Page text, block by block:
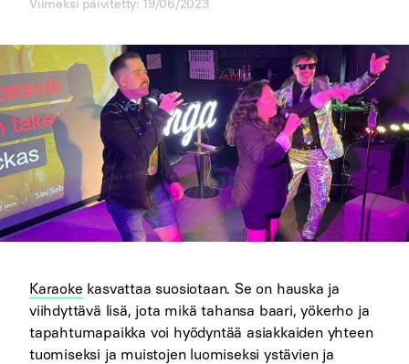
Viimeksi päivitetty: 19/06/2023
Karaoke kasvattaa suosiotaan. Se on hauska ja
viihdyttävä lisä, jota mikä tahansa baari, yökerho ja
tapahtumapaikka voi hyödyntää asiakkaiden yhteen
tuomiseksi ja muistojen luomiseksi ystävien ja